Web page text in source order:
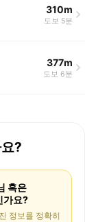
310m
도보 5분
377m
도보 6분
?
혹은
가요?
정보를 정확히